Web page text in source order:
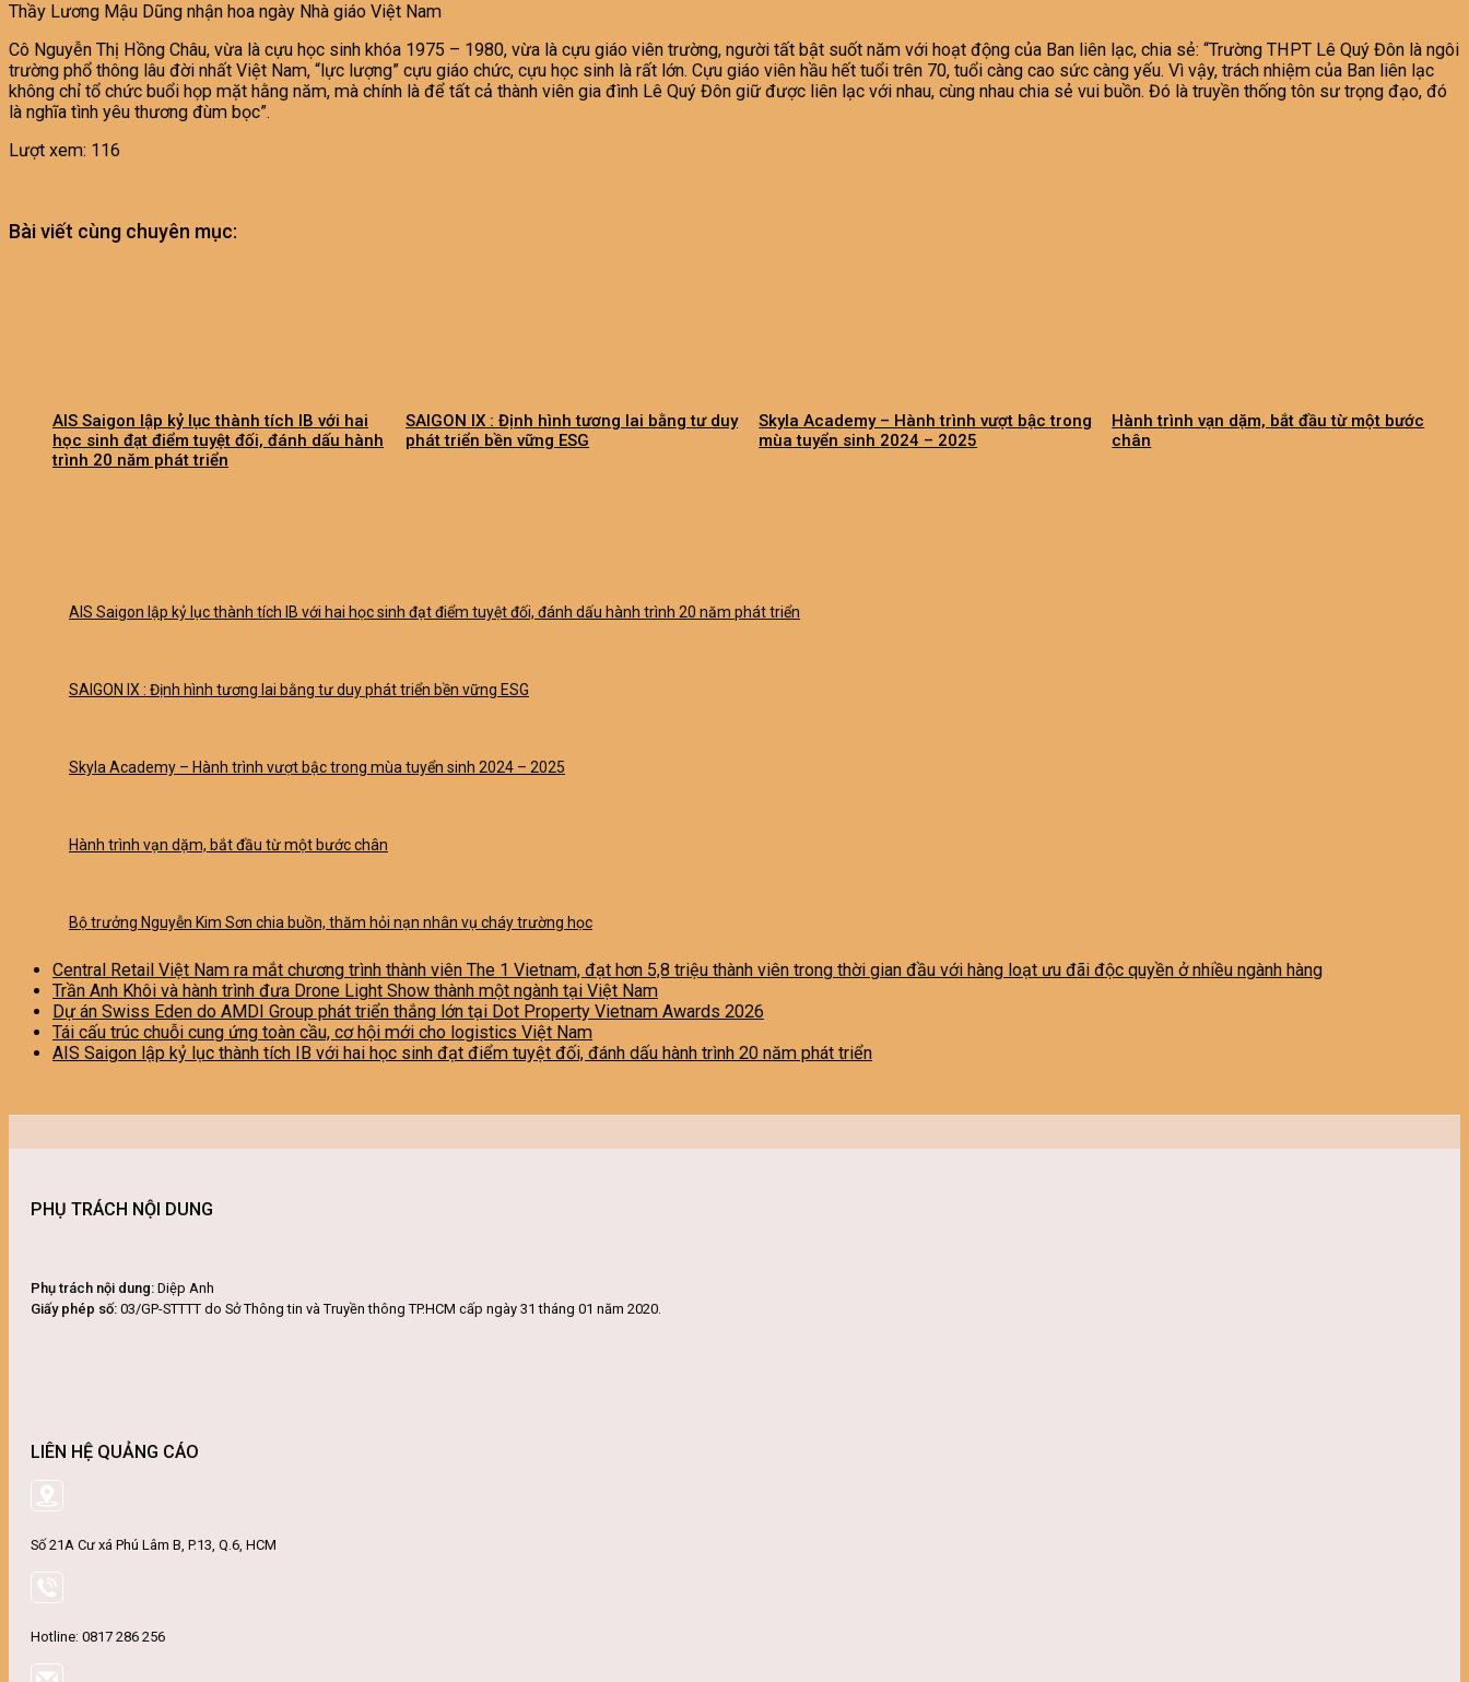
Thầy Lương Mậu Dũng nhận hoa ngày Nhà giáo Việt Nam
Cô Nguyễn Thị Hồng Châu, vừa là cựu học sinh khóa 1975 – 1980, vừa là cựu giáo viên trường, người tất bật suốt năm với hoạt động của Ban liên lạc, chia sẻ: “Trường THPT Lê Quý Đôn là ngôi
trường phổ thông lâu đời nhất Việt Nam, “lực lượng” cựu giáo chức, cựu học sinh là rất lớn. Cựu giáo viên hầu hết tuổi trên 70, tuổi càng cao sức càng yếu. Vì vậy, trách nhiệm của Ban liên lạc
không chỉ tổ chức buổi họp mặt hằng năm, mà chính là để tất cả thành viên gia đình Lê Quý Đôn giữ được liên lạc với nhau, cùng nhau chia sẻ vui buồn. Đó là truyền thống tôn sư trọng đạo, đó
là nghĩa tình yêu thương đùm bọc”.
Lượt xem: 116
Bài viết cùng chuyên mục:
AIS Saigon lập kỷ lục thành tích IB với hai
học sinh đạt điểm tuyệt đối, đánh dấu hành
trình 20 năm phát triển
SAIGON IX : Định hình tương lai bằng tư duy
phát triển bền vững ESG
Skyla Academy – Hành trình vượt bậc trong
mùa tuyển sinh 2024 – 2025
Hành trình vạn dặm, bắt đầu từ một bước
chân
AIS Saigon lập kỷ lục thành tích IB với hai học sinh đạt điểm tuyệt đối, đánh dấu hành trình 20 năm phát triển
SAIGON IX : Định hình tương lai bằng tư duy phát triển bền vững ESG
Skyla Academy – Hành trình vượt bậc trong mùa tuyển sinh 2024 – 2025
Hành trình vạn dặm, bắt đầu từ một bước chân
Bộ trưởng Nguyễn Kim Sơn chia buồn, thăm hỏi nạn nhân vụ cháy trường học
Central Retail Việt Nam ra mắt chương trình thành viên The 1 Vietnam, đạt hơn 5,8 triệu thành viên trong thời gian đầu với hàng loạt ưu đãi độc quyền ở nhiều ngành hàng
Trần Anh Khôi và hành trình đưa Drone Light Show thành một ngành tại Việt Nam
Dự án Swiss Eden do AMDI Group phát triển thắng lớn tại Dot Property Vietnam Awards 2026
Tái cấu trúc chuỗi cung ứng toàn cầu, cơ hội mới cho logistics Việt Nam
AIS Saigon lập kỷ lục thành tích IB với hai học sinh đạt điểm tuyệt đối, đánh dấu hành trình 20 năm phát triển
PHỤ TRÁCH NỘI DUNG
Phụ trách nội dung: Diệp Anh
Giấy phép số: 03/GP-STTTT do Sở Thông tin và Truyền thông TP.HCM cấp ngày 31 tháng 01 năm 2020.
LIÊN HỆ QUẢNG CÁO
Số 21A Cư xá Phú Lâm B, P.13, Q.6, HCM
Hotline: 0817 286 256